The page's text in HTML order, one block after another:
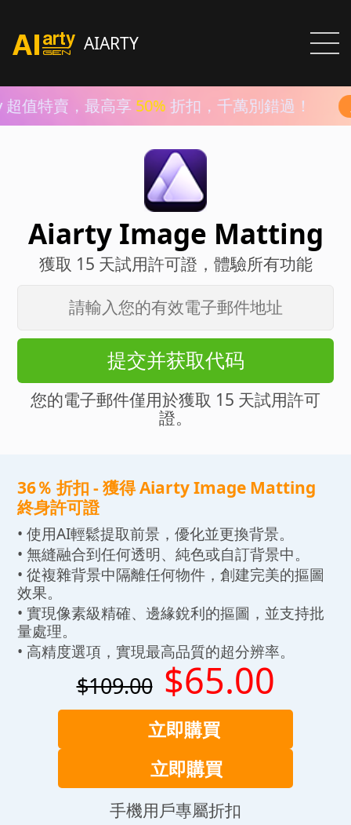
AIARTY
值特賣，最高享50%折扣，千萬別錯過！
Aiarty Image Matting
獲取 15 天試用許可證，體驗所有功能
提交并获取代码
您的電子郵件僅用於獲取 15 天試用許可
證。
36％ 折扣 - 獲得 Aiarty Image Matting
終身許可證
• 使用AI輕鬆提取前景，優化並更換背景。
• 無縫融合到任何透明、純色或自訂背景中。
• 從複雜背景中隔離任何物件，創建完美的摳圖
效果。
• 實現像素級精確、邊緣銳利的摳圖，並支持批
量處理。
• 高精度選項，實現最高品質的超分辨率。
$109.00 $65.00
立即購買
立即購買
手機用戶專屬折扣